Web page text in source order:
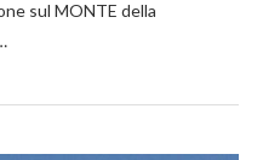
sul MONTE della